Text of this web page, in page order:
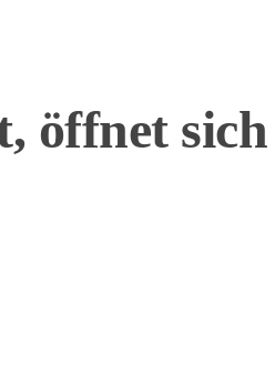
öffnet sich